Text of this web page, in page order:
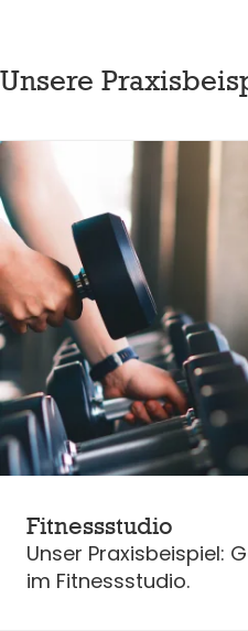
Unsere
Fitnessstudio
Unser Praxisbeispiel:
im Fitnessstudio.